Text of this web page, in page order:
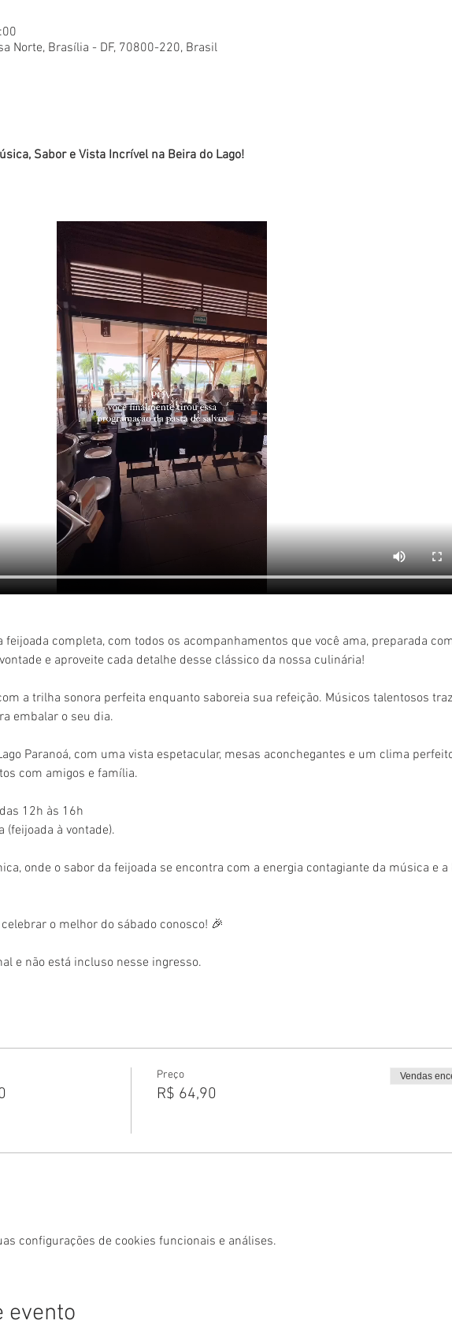
Norte, Brasília - DF, 70800-220, Brasil
Sabor e Vista Incrível na Beira do Lago!
feijoada completa, com todos os acompanhamentos que você ama, preparada
e aproveite cada detalhe desse clássico da nossa culinária!
a trilha sonora perfeita enquanto saboreia sua refeição. Músicos talentosos
embalar o seu dia.
Paranoá, com uma vista espetacular, mesas aconchegantes e um clima
com amigos e família.
12h às 16h
à vontade).
onde o sabor da feijoada se encontra com a energia contagiante da música e a
o melhor do sábado conosco! 🎉
e não está incluso nesse ingresso.
Preço
R$ 64,90
Vendas
configurações de cookies funcionais e análises.
evento